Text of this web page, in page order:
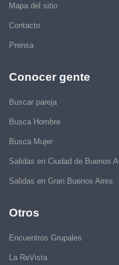
Mapa del sitio
Contacto
Prensa
Conocer gente
Buscar pareja
Busca Hombre
Busca Mujer
Salidas en Ciudad de Buenos
Salidas en Gran Buenos Aires
Otros
Encuentros Grupales
La ReVista